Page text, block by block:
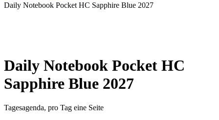
Daily Notebook Pocket HC Sapphire Blue 2027
Daily Notebook Pocket HC
Sapphire Blue 2027
Tagesagenda, pro Tag eine Seite